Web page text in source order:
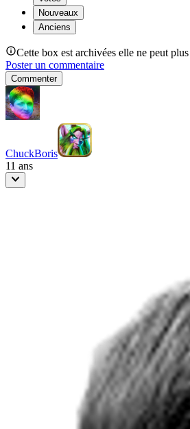
Nouveaux
Anciens
Cette box est archivées elle ne peut
Poster un commentaire
Commenter
ChuckBoris
11 ans